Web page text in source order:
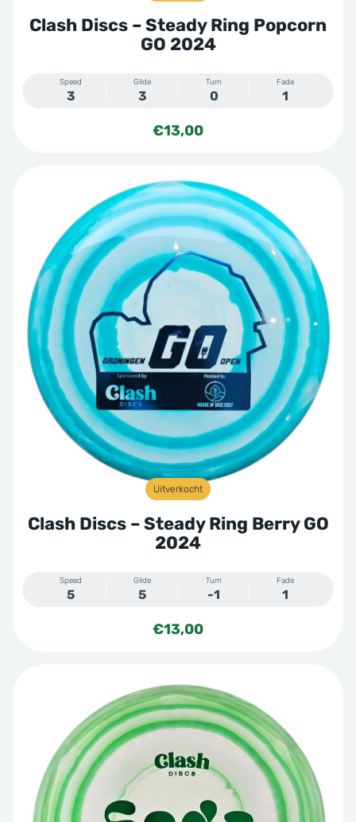
Clash Discs – Steady Ring Popcorn
GO 2024
Speed
3
Glide
3
Turn
0
Fade
1
€13,00
Uitverkocht
Clash Discs – Steady Ring Berry GO
2024
Speed
5
Glide
5
Turn
-1
Fade
1
€13,00